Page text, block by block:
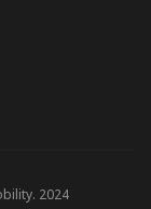
2024